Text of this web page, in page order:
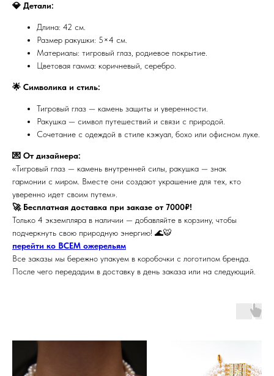
💎 Детали:
Длина: 42 см.
Размер ракушки: 5×4 см.
Материалы: тигровый глаз, родиевое покрытие.
Цветовая гамма: коричневый, серебро.
🌟 Символика и стиль:
Тигровый глаз — камень защиты и уверенности.
Ракушка — символ путешествий и связи с природой.
Сочетание с одеждой в стиле кэжуал, бохо или офисном луке.
💌 От дизайнера:
«Тигровый глаз — камень внутренней силы, ракушка — знак
гармонии с миром. Вместе они создают украшение для тех, кто
уверенно идет своим путем».
🚀 Бесплатная доставка при заказе от 7000₽!
Только 4 экземпляра в наличии — добавляйте в корзину, чтобы
подчеркнуть свою природную энергию! 🌊🐯
перейти ко ВСЕМ ожерельям
Все заказы мы бережно упакуем в коробочки с логотипом бренда.
После чего передадим в доставку в день заказа или на следующий.